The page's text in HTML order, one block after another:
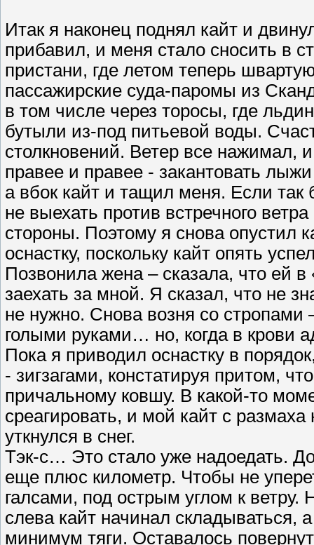
Итак я наконец поднял кайт и
прибавил, и меня стало сносить в
пристани, где летом теперь
пассажирские суда-паромы из
в том числе через торосы, где
бутыли из-под питьевой воды.
столкновений. Ветер все нажимал,
правее и правее - закантовать
а вбок кайт и тащил меня. Если так
не выехать против встречного
стороны. Поэтому я снова опустил
оснастку, поскольку кайт опять
Позвонила жена – сказала, что ей
заехать за мной. Я сказал, что не
не нужно. Снова возня со стропами
голыми руками… но, когда в крови
Пока я приводил оснастку в
- зигзагами, констатируя притом,
причальному ковшу. В какой-то
среагировать, и мой кайт с
уткнулся в снег.
Тэк-с… Это стало уже надоедать.
еще плюс километр. Чтобы не
галсами, под острым углом к ветру.
слева кайт начинал складываться,
минимум тяги. Оставалось